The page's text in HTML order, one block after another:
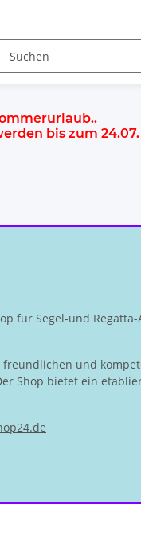
.
bis zum 24.07.
für Segel-und
und
Shop bietet ein